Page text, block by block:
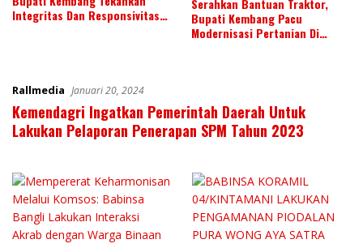
Integritas Dan Responsivitas
Serahkan Bantuan Traktor,
Bupati Kembang Pacu
Modernisasi Pertanian Di
Rallmedia Januari 20, 2024
Kemendagri Ingatkan Pemerintah Daerah Untuk
Lakukan Pelaporan Penerapan SPM Tahun 2023